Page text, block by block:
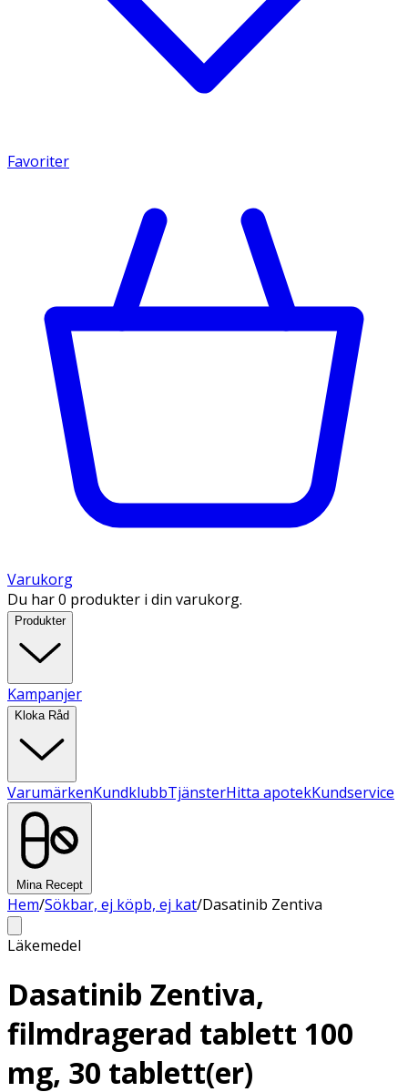
Favoriter
Varukorg
Du har 0 produkter i din varukorg.
Produkter
Kampanjer
Kloka Råd
VarumärkenKundklubbTjänsterHitta apotekKundservice
Mina Recept
Hem/Sökbar, ej köpb, ej kat/Dasatinib Zentiva
Läkemedel
Dasatinib Zentiva,
filmdragerad tablett 100
mg, 30 tablett(er)